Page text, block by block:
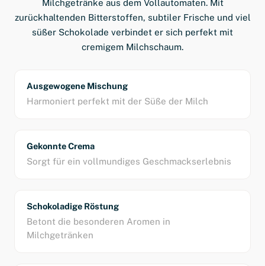
Milchgetränke aus dem Vollautomaten. Mit
zurückhaltenden Bitterstoffen, subtiler Frische und viel
süßer Schokolade verbindet er sich perfekt mit
cremigem Milchschaum.
Ausgewogene Mischung
Harmoniert perfekt mit der Süße der Milch
Gekonnte Crema
Sorgt für ein vollmundiges Geschmackserlebnis
Schokoladige Röstung
Betont die besonderen Aromen in
Milchgetränken